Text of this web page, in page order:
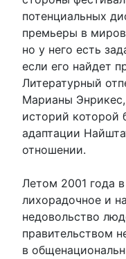
потенциальных
премьеры в
но у него есть
если его найдет
Литературный
Марианы Энрикес,
историй которой
адаптации
отношении.
Летом 2001 года
лихорадочное и
недовольство
правительством
в